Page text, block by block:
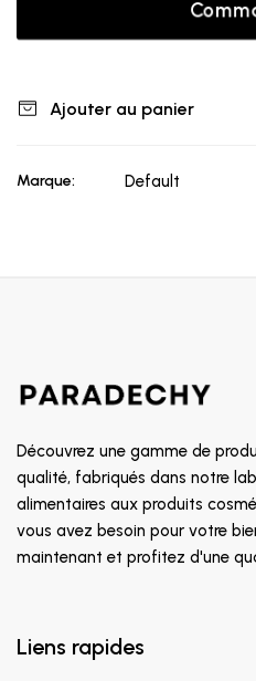
Ajouter au panier
Marque: Default
Découvrez une gamme de
qualité, fabriqués dans notre
alimentaires aux produits
vous avez besoin pour votre
maintenant et profitez d'une
Liens rapides